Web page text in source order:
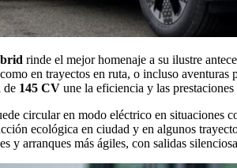
rinde el mejor homenaje a su ilustre
en trayectos en ruta, o incluso
de 145 CV une la eficiencia y las prestaciones
circular en modo eléctrico en situaciones
ecológica en ciudad y en algunos
y arranques más ágiles, con salidas